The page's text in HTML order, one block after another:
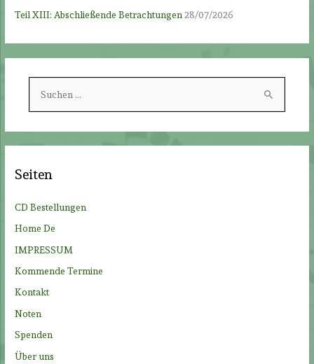
Teil XIII: Abschließende Betrachtungen 28/07/2026
h
n
h
:
Seiten
CD Bestellungen
Home De
IMPRESSUM
Kommende Termine
Kontakt
Noten
Spenden
Über uns